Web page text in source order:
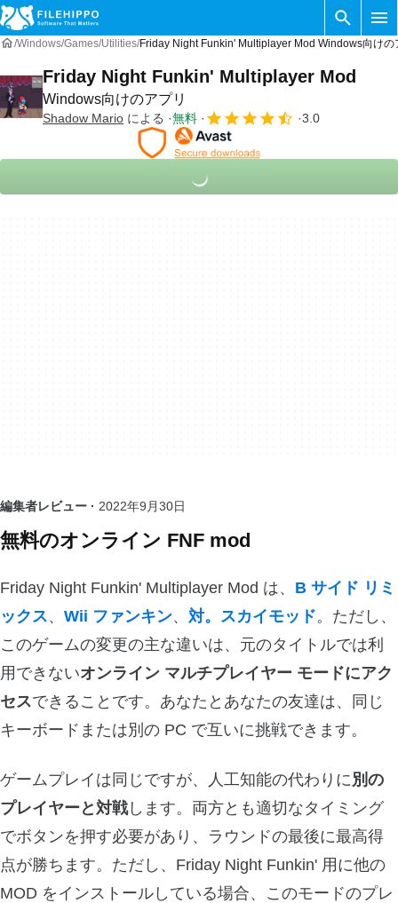
Windows Games Utilities Friday Night Funkin' Multiplayer Mod Windows向けの
Friday Night Funkin' Multiplayer Mod
Windows向けのアプリ
Shadow Mario による 無料 3.0
編集者レビュー · 2022年9月30日
無料のオンライン FNF mod
Friday Night Funkin' Multiplayer Mod は、 B サイド リミ
ックス、 Wii ファンキン、 対。スカイモッド。ただし、
このゲームの変更の主な違いは、元のタイトルでは利
用できないオンライン マルチプレイヤー モードにアク
セスできることです。あなたとあなたの友達は、同じ
キーボードまたは別の PC で互いに挑戦できます。
ゲームプレイは同じですが、人工知能の代わりに別の
プレイヤーと対戦します。両方とも適切なタイミング
でボタンを押す必要があり、ラウンドの最後に最高得
点が勝ちます。ただし、Friday Night Funkin' 用に他の
MOD をインストールしている場合、このモードのプレ